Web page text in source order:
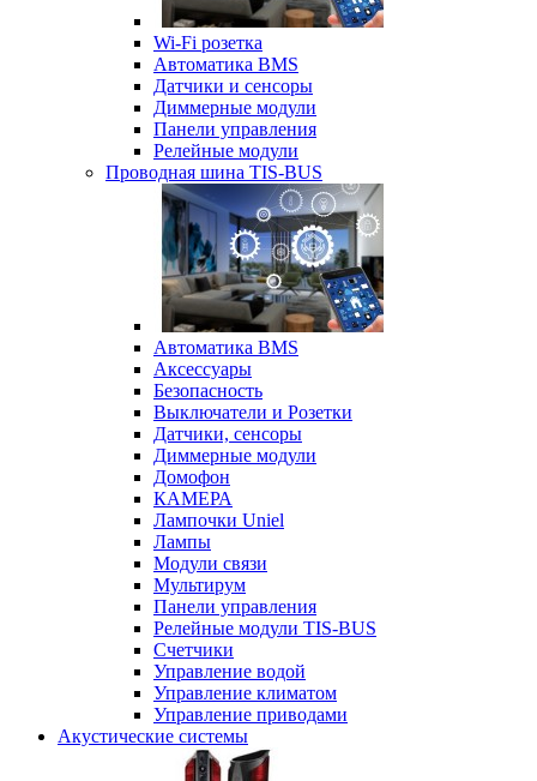
Wi-Fi розетка
Автоматика BMS
Датчики и сенсоры
Диммерные модули
Панели управления
Релейные модули
Проводная шина TIS-BUS
Автоматика BMS
Аксессуары
Безопасность
Выключатели и Розетки
Датчики, сенсоры
Диммерные модули
Домофон
КАМЕРА
Лампочки Uniel
Лампы
Модули связи
Мультирум
Панели управления
Релейные модули TIS-BUS
Счетчики
Управление водой
Управление климатом
Управление приводами
Акустические системы